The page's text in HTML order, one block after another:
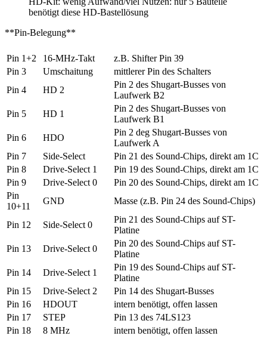
benötigt diese HD-Bastellösung
**Pin-Belegung**
Pin 1+2 16-MHz-Takt
z.B. Shifter Pin 39
Pin 3
Umschaitung
mittlerer Pin des Schalters
Pin 4
HD 2
Pin 2 des Shugart-Busses von
Laufwerk B2
Pin 5
HD 1
Pin 2 des Shugart-Busses von
Laufwerk B1
Pin 6
HDO
Pin 2 deg Shugart-Busses von
Laufwerk A
Pin 7
Side-Select
Pin 21 des Sound-Chips, direkt am 1C
Pin 8
Drive-Select 1
Pin 19 des Sound-Chips, direkt am 1C
Pin 9
Drive-Select 0
Pin 20 des Sound-Chips, direkt am 1C
Pin
10+11
GND Masse (z.B. Pin 24 des Sound-Chips)
Pin 12 Side-Select 0
Pin 21 des Sound-Chips auf ST-
Platine
Pin 13
Drive-Select 0
Pin 20 des Sound-Chips auf ST-
Platine
Pin 14
Drive-Select 1
Pin 19 des Sound-Chips auf ST-
Platine
Pin 15
Drive-Select 2
Pin 14 des Shugart-Busses
Pin 16
HDOUT
intern benötigt, offen lassen
Pin 17
STEP
Pin 13 des 74LS123
Pin 18
8 MHz
intern benötigt, offen lassen